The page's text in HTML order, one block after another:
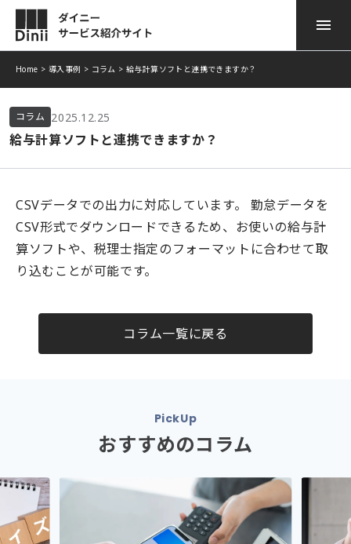
導入事例
ニュース
お役立ち情報
よくある質問
プライバシーポリシー
クッキーポリシー
情報セキュリティ方針
ダイニー POSレジ
ダイニー モバイル オーダー
ダイニー 顧客管理
ダイニー勤怠
ダイニー モバイル 決済
ダイニー予約台帳
Home > 導入事例 > コラム >給与計算ソフトと連携できますか？
コラム 2025.12.25
給与計算ソフトと連携できますか？
CSVデータでの出力に対応しています。 勤怠データを
CSV形式でダウンロードできるため、お使いの給与計
算ソフトや、税理士指定のフォーマットに合わせて取
り込むことが可能です。
コラム一覧に戻る
PickUp
おすすめのコラム